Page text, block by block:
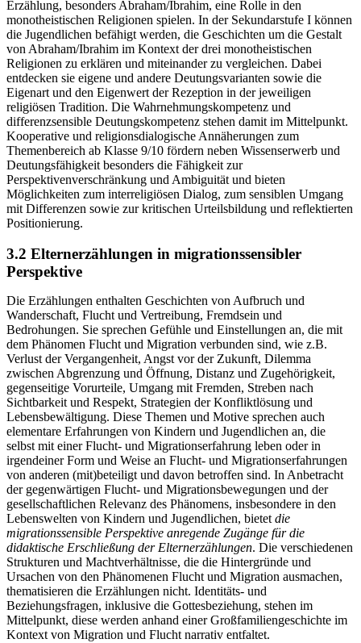
Erzählung, besonders Abraham/Ibrahim, eine Rolle in den
monotheistischen Religionen spielen. In der Sekundarstufe I können
die Jugendlichen befähigt werden, die Geschichten um die Gestalt
von Abraham/Ibrahim im Kontext der drei monotheistischen
Religionen zu erklären und miteinander zu vergleichen. Dabei
entdecken sie eigene und andere Deutungsvarianten sowie die
Eigenart und den Eigenwert der Rezeption in der jeweiligen
religiösen Tradition. Die Wahrnehmungskompetenz und
differenzsensible Deutungskompetenz stehen damit im Mittelpunkt.
Kooperative und religionsdialogische Annäherungen zum
Themenbereich ab Klasse 9/10 fördern neben Wissenserwerb und
Deutungsfähigkeit besonders die Fähigkeit zur
Perspektivenverschränkung und Ambiguität und bieten
Möglichkeiten zum interreligiösen Dialog, zum sensiblen Umgang
mit Differenzen sowie zur kritischen Urteilsbildung und reflektierten
Positionierung.
3.2 Elternerzählungen in migrationssensibler
Perspektive
Die Erzählungen enthalten Geschichten von Aufbruch und
Wanderschaft, Flucht und Vertreibung, Fremdsein und
Bedrohungen. Sie sprechen Gefühle und Einstellungen an, die mit
dem Phänomen Flucht und Migration verbunden sind, wie z.B.
Verlust der Vergangenheit, Angst vor der Zukunft, Dilemma
zwischen Abgrenzung und Öffnung, Distanz und Zugehörigkeit,
gegenseitige Vorurteile, Umgang mit Fremden, Streben nach
Sichtbarkeit und Respekt, Strategien der Konfliktlösung und
Lebensbewältigung. Diese Themen und Motive sprechen auch
elementare Erfahrungen von Kindern und Jugendlichen an, die
selbst mit einer Flucht- und Migrationserfahrung leben oder in
irgendeiner Form und Weise an Flucht- und Migrationserfahrungen
von anderen (mit)beteiligt und davon betroffen sind. In Anbetracht
der gegenwärtigen Flucht- und Migrationsbewegungen und der
gesellschaftlichen Relevanz des Phänomens, insbesondere in den
Lebenswelten von Kindern und Jugendlichen, bietetdie
migrationssensible Perspektive anregende Zugänge für die
didaktische Erschließung der Elternerzählungen. Die verschiedenen
Strukturen und Machtverhältnisse, die die Hintergründe und
Ursachen von den Phänomenen Flucht und Migration ausmachen,
thematisieren die Erzählungen nicht. Identitäts- und
Beziehungsfragen, inklusive die Gottesbeziehung, stehen im
Mittelpunkt, diese werden anhand einer Großfamiliengeschichte im
Kontext von Migration und Flucht narrativ entfaltet.